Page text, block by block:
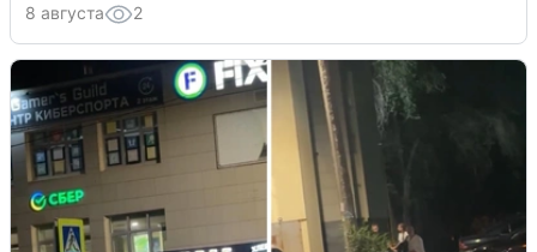
8 августа 2